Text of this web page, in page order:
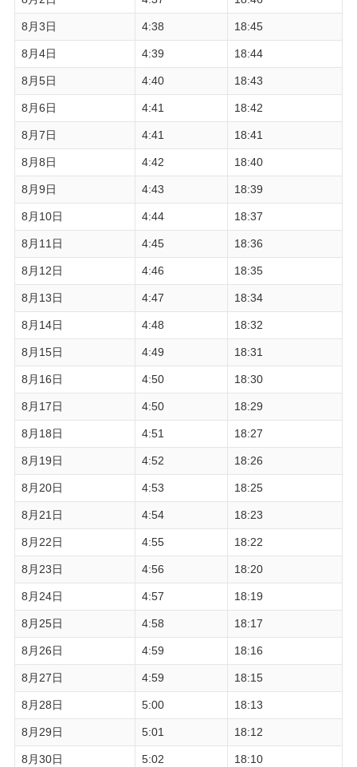
8月3日 4:38 18:45
8月4日 4:39 18:44
8月5日 4:40 18:43
8月6日 4:41 18:42
8月7日 4:41 18:41
8月8日 4:42 18:40
8月9日 4:43 18:39
8月10日 4:44 18:37
8月11日 4:45 18:36
8月12日 4:46 18:35
8月13日 4:47 18:34
8月14日 4:48 18:32
8月15日 4:49 18:31
8月16日 4:50 18:30
8月17日 4:50 18:29
8月18日 4:51 18:27
8月19日 4:52 18:26
8月20日 4:53 18:25
8月21日 4:54 18:23
8月22日 4:55 18:22
8月23日 4:56 18:20
8月24日 4:57 18:19
8月25日 4:58 18:17
8月26日 4:59 18:16
8月27日 4:59 18:15
8月28日 5:00 18:13
8月29日 5:01 18:12
8月30日 5:02 18:10